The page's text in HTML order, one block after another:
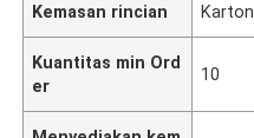
Kemasan rincian Karton
Kuantitas min Ord
er
10